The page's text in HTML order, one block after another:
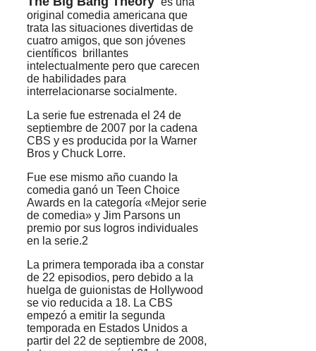
original comedia americana que
trata las situaciones divertidas de
cuatro amigos, que son jóvenes
científicos brillantes
intelectualmente pero que carecen
de habilidades para
interrelacionarse socialmente.
La serie fue estrenada el 24 de
septiembre de 2007 por la cadena
CBS y es producida por la Warner
Bros y Chuck Lorre.
Fue ese mismo año cuando la
comedia ganó un Teen Choice
Awards en la categoría «Mejor serie
de comedia» y Jim Parsons un
premio por sus logros individuales
en la serie.2
La primera temporada iba a constar
de 22 episodios, pero debido a la
huelga de guionistas de Hollywood
se vio reducida a 18. La CBS
empezó a emitir la segunda
temporada en Estados Unidos a
partir del 22 de septiembre de 2008,